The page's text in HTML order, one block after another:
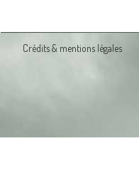
Crédits & mentions légales